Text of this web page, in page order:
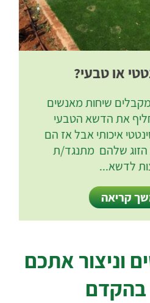
או טבעי?
שיחות מאנשים
את הדשא הטבעי
איכותי אבל אז הם
הזוג שלהם מתנגד/ת
לדשא...
קריאה
וניצור אתכם